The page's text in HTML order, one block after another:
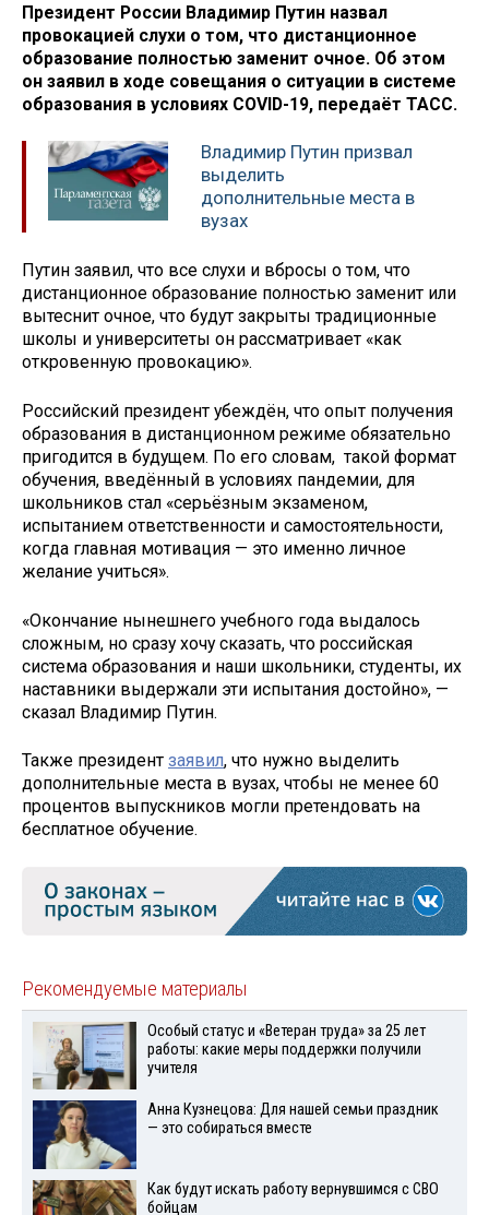
Президент России Владимир Путин назвал
провокацией слухи о том, что дистанционное
образование полностью заменит очное. Об этом
он заявил в ходе совещания о ситуации в системе
образования в условиях COVID-19, передаёт ТАСС.
Владимир Путин призвал
выделить
дополнительные места в
вузах
Путин заявил, что все слухи и вбросы о том, что
дистанционное образование полностью заменит или
вытеснит очное, что будут закрыты традиционные
школы и университеты он рассматривает «как
откровенную провокацию».
Российский президент убеждён, что опыт получения
образования в дистанционном режиме обязательно
пригодится в будущем. По его словам, такой формат
обучения, введённый в условиях пандемии, для
школьников стал «серьёзным экзаменом,
испытанием ответственности и самостоятельности,
когда главная мотивация — это именно личное
желание учиться».
«Окончание нынешнего учебного года выдалось
сложным, но сразу хочу сказать, что российская
система образования и наши школьники, студенты, их
наставники выдержали эти испытания достойно», —
сказал Владимир Путин.
Также президент заявил, что нужно выделить
дополнительные места в вузах, чтобы не менее 60
процентов выпускников могли претендовать на
бесплатное обучение.
Рекомендуемые материалы
Особый статус и «Ветеран труда» за 25 лет
работы: какие меры поддержки получили
учителя
Анна Кузнецова: Для нашей семьи праздник
— это собираться вместе
Как будут искать работу вернувшимся с СВО
бойцам